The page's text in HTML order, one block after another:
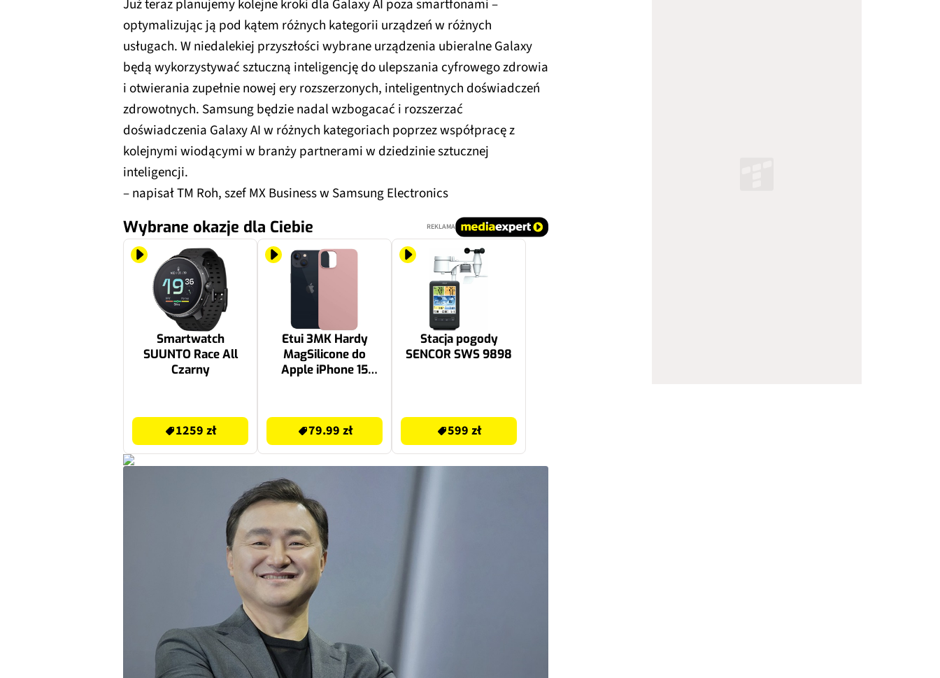
Już teraz planujemy kolejne kroki dla Galaxy AI poza smartfonami –
optymalizując ją pod kątem różnych kategorii urządzeń w różnych
usługach. W niedalekiej przyszłości wybrane urządzenia ubieralne Galaxy
będą wykorzystywać sztuczną inteligencję do ulepszania cyfrowego zdrowia
i otwierania zupełnie nowej ery rozszerzonych, inteligentnych doświadczeń
zdrowotnych. Samsung będzie nadal wzbogacać i rozszerzać
doświadczenia Galaxy AI w różnych kategoriach poprzez współpracę z
kolejnymi wiodącymi w branży partnerami w dziedzinie sztucznej
inteligencji.
– napisał TM Roh, szef MX Business w Samsung Electronics
Wybrane okazje dla Ciebie REKLAMA
Smartwatch
SUUNTO Race All
Czarny
1259 zł
Etui 3MK Hardy
MagSilicone do
Apple iPhone 15
79.99 zł
Stacja pogody
SENCOR SWS 9898
599 zł